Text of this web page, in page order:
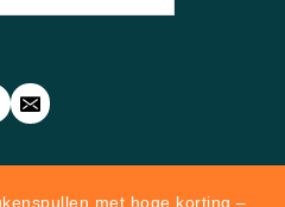
met hoge korting –